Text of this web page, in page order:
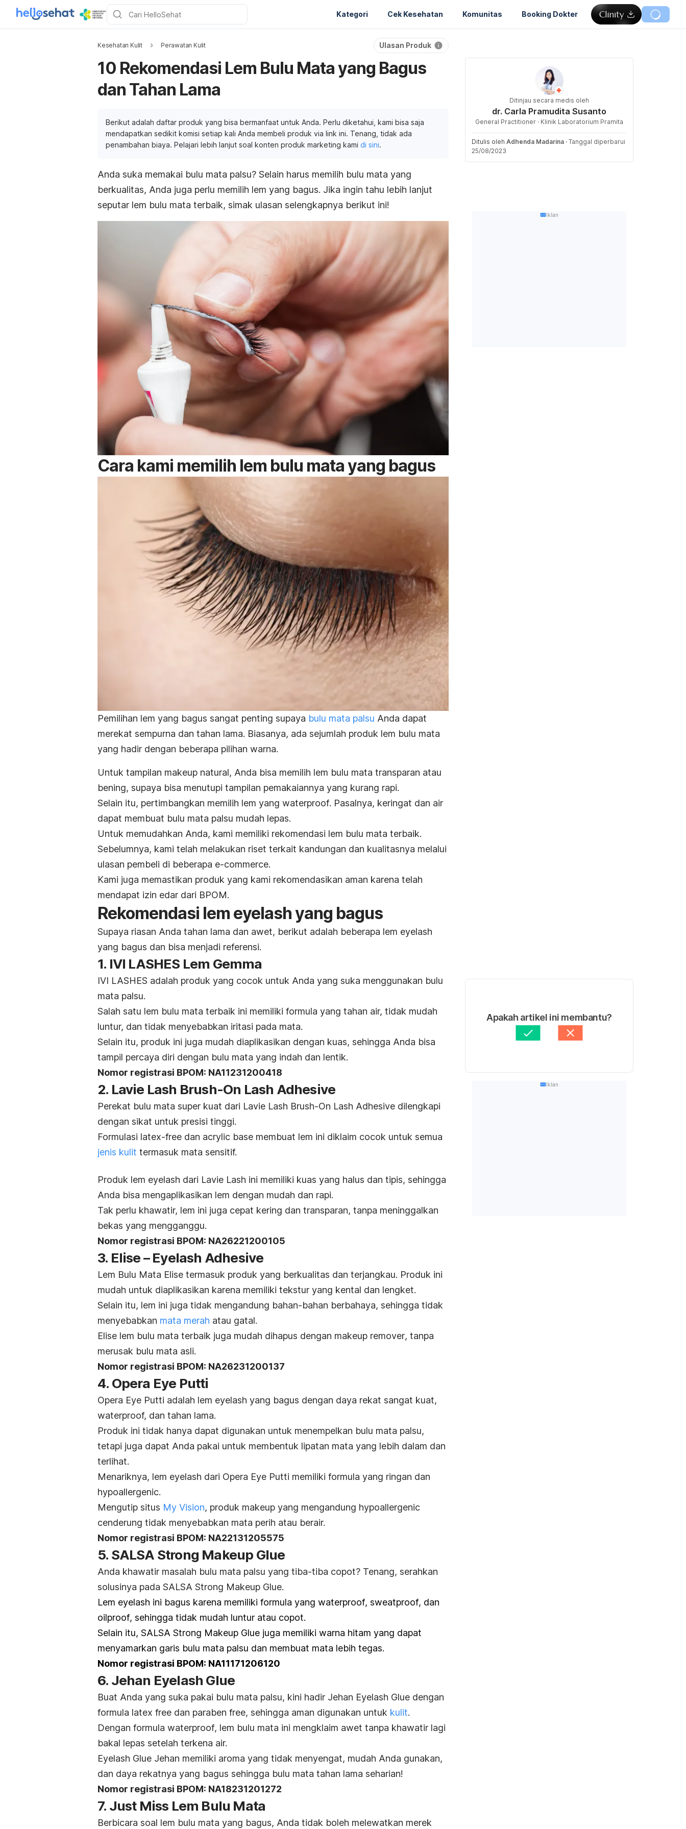
Kategori Cek Kesehatan Komunitas Booking Dokter
Kesehatan Kulit Perawatan Kulit Ulasan Produk
10 Rekomendasi Lem Bulu Mata yang Bagus
dan Tahan Lama
Berikut adalah daftar produk yang bisa bermanfaat untuk Anda. Perlu diketahui, kami bisa saja
mendapatkan sedikit komisi setiap kali Anda membeli produk via link ini. Tenang, tidak ada
penambahan biaya. Pelajari lebih lanjut soal konten produk marketing kami di sini.
Anda suka memakai bulu mata palsu? Selain harus memilih bulu mata yang
berkualitas, Anda juga perlu memilih lem yang bagus. Jika ingin tahu lebih lanjut
seputar lem bulu mata terbaik, simak ulasan selengkapnya berikut ini!
Cara kami memilih lem bulu mata yang bagus
Pemilihan lem yang bagus sangat penting supaya bulu mata palsu Anda dapat
merekat sempurna dan tahan lama. Biasanya, ada sejumlah produk lem bulu mata
yang hadir dengan beberapa pilihan warna.
Untuk tampilan makeup natural, Anda bisa memilih lem bulu mata transparan atau
bening, supaya bisa menutupi tampilan pemakaiannya yang kurang rapi.
Selain itu, pertimbangkan memilih lem yang waterproof. Pasalnya, keringat dan air
dapat membuat bulu mata palsu mudah lepas.
Untuk memudahkan Anda, kami memiliki rekomendasi lem bulu mata terbaik.
Sebelumnya, kami telah melakukan riset terkait kandungan dan kualitasnya melalui
ulasan pembeli di beberapa e-commerce.
Kami juga memastikan produk yang kami rekomendasikan aman karena telah
mendapat izin edar dari BPOM.
Rekomendasi lem eyelashyang bagus
Supaya riasan Anda tahan lama dan awet, berikut adalah beberapa lem eyelash
yang bagus dan bisa menjadi referensi.
1. IVI LASHES Lem Gemma
IVI LASHES adalah produk yang cocok untuk Anda yang suka menggunakan bulu
mata palsu.
Salah satu lem bulu mata terbaik ini memiliki formula yang tahan air, tidak mudah
luntur, dan tidak menyebabkan iritasi pada mata.
Selain itu, produk ini juga mudah diaplikasikan dengan kuas, sehingga Anda bisa
tampil percaya diri dengan bulu mata yang indah dan lentik.
Nomor registrasi BPOM: NA11231200418
2. Lavie Lash Brush-On Lash Adhesive
Perekat bulu mata super kuat dari Lavie Lash Brush-On Lash Adhesive dilengkapi
dengan sikat untuk presisi tinggi.
Formulasi latex-free dan acrylic base membuat lem ini diklaim cocok untuk semua
jenis kulit termasuk mata sensitif.
Produk lem eyelash dari Lavie Lash ini memiliki kuas yang halus dan tipis, sehingga
Anda bisa mengaplikasikan lem dengan mudah dan rapi.
Tak perlu khawatir, lem ini juga cepat kering dan transparan, tanpa meninggalkan
bekas yang mengganggu.
Nomor registrasi BPOM: NA26221200105
3. Elise – Eyelash Adhesive
Lem Bulu Mata Elise termasuk produk yang berkualitas dan terjangkau. Produk ini
mudah untuk diaplikasikan karena memiliki tekstur yang kental dan lengket.
Selain itu, lem ini juga tidak mengandung bahan-bahan berbahaya, sehingga tidak
menyebabkan mata merah atau gatal.
Elise lem bulu mata terbaik juga mudah dihapus dengan makeup remover, tanpa
merusak bulu mata asli.
Nomor registrasi BPOM: NA26231200137
4. Opera Eye Putti
Opera Eye Putti adalah lem eyelash yang bagus dengan daya rekat sangat kuat,
waterproof, dan tahan lama.
Produk ini tidak hanya dapat digunakan untuk menempelkan bulu mata palsu,
tetapi juga dapat Anda pakai untuk membentuk lipatan mata yang lebih dalam dan
terlihat.
Menariknya, lem eyelash dari Opera Eye Putti memiliki formula yang ringan dan
hypoallergenic.
Mengutip situs My Vision, produk makeup yang mengandung hypoallergenic
cenderung tidak menyebabkan mata perih atau berair.
Nomor registrasi BPOM: NA22131205575
5. SALSA Strong Makeup Glue
Anda khawatir masalah bulu mata palsu yang tiba-tiba copot? Tenang, serahkan
solusinya pada SALSA Strong Makeup Glue.
Lem eyelash ini bagus karena memiliki formula yang waterproof, sweatproof, dan
oilproof, sehingga tidak mudah luntur atau copot.
Selain itu, SALSA Strong Makeup Glue juga memiliki warna hitam yang dapat
menyamarkan garis bulu mata palsu dan membuat mata lebih tegas.
Nomor registrasi BPOM: NA11171206120
6. Jehan Eyelash Glue
Buat Anda yang suka pakai bulu mata palsu, kini hadir Jehan Eyelash Glue dengan
formula latex free dan paraben free, sehingga aman digunakan untuk kulit.
Dengan formula waterproof, lem bulu mata ini mengklaim awet tanpa khawatir lagi
bakal lepas setelah terkena air.
Eyelash Glue Jehan memiliki aroma yang tidak menyengat, mudah Anda gunakan,
dan daya rekatnya yang bagus sehingga bulu mata tahan lama seharian!
Nomor registrasi BPOM: NA18231201272
7. Just Miss Lem Bulu Mata
Berbicara soal lem bulu mata yang bagus, Anda tidak boleh melewatkan merek
Ditinjau secara medis oleh
dr. Carla Pramudita Susanto
General Practitioner · Klinik Laboratorium Pramita
Ditulis oleh Adhenda Madarina · Tanggal diperbarui
25/08/2023
Iklan
Apakah artikel ini membantu?
Iklan